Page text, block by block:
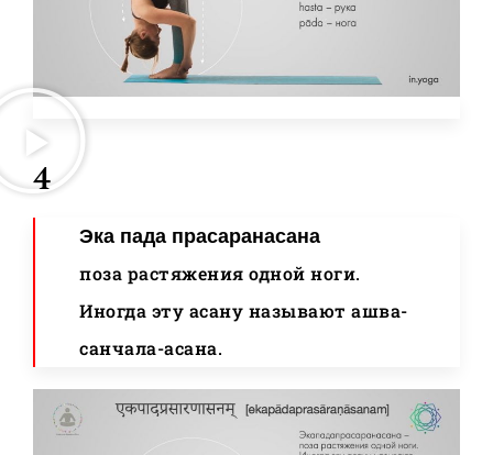
4
Эка пада прасаранасана
поза растяжения одной ноги.
Иногда эту асану называют ашва-
санчала-асана.